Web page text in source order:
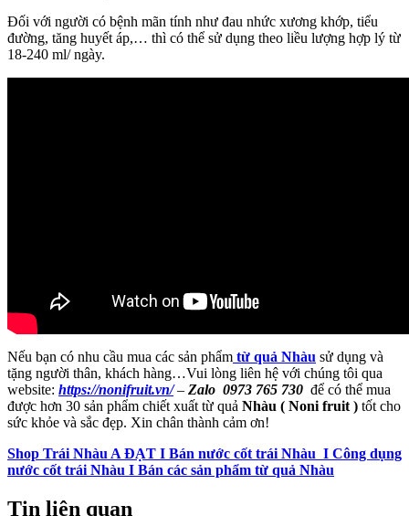
Đối với người có bệnh mãn tính như đau nhức xương khớp, tiểu
đường, tăng huyết áp,… thì có thể sử dụng theo liều lượng hợp lý từ
18-240 ml/ ngày.
Nếu bạn có nhu cầu mua các sản phẩm từ quả Nhàu sử dụng và
tặng người thân, khách hàng…Vui lòng liên hệ với chúng tôi qua
website: https://nonifruit.vn/– Zalo 0973 765 730 để có thể mua
được hơn 30 sản phẩm chiết xuất từ quả Nhàu ( Noni fruit ) tốt cho
sức khỏe và sắc đẹp. Xin chân thành cảm ơn!
Shop Trái Nhàu A ĐẠT I Bán nước cốt trái Nhàu I Công dụng
nước cốt trái Nhàu I Bán các sản phẩm từ quả Nhàu
Tin liên quan